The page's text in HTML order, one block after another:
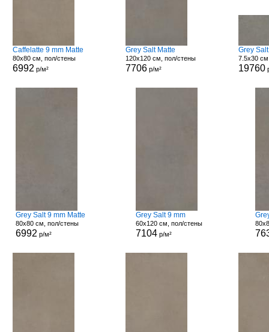
Caffelatte 9 mm Matte
80x80 см, пол/стены
6992 р/м²
Grey Salt Matte
120x120 см, пол/стены
7706 р/м²
Grey
7.5x30
19760
Grey Salt 9 mm Matte
80x80 см, пол/стены
6992 р/м²
Grey Salt 9 mm
60x120 см, пол/стены
7104р/м²